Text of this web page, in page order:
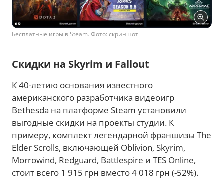
Бесплатные игры в Steam. Фото: скриншот
Скидки на Skyrim и Fallout
К 40-летию основания известного
американского разработчика видеоигр
Bethesda на платформе Steam установили
выгодные скидки на проекты студии. К
примеру, комплект легендарной франшизы The
Elder Scrolls, включающей Oblivion, Skyrim,
Morrowind, Redguard, Battlespire и TES Online,
стоит всего 1 915 грн вместо 4 018 грн (-52%).